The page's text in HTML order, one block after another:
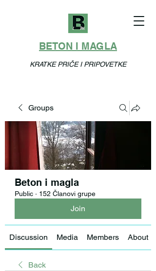
BETON I MAGLA
KRATKE PRIČE I PRIPOVETKE
Groups
Beton i magla
Public · 152 Članovi grupe
Join
Discussion Media Members About
Back